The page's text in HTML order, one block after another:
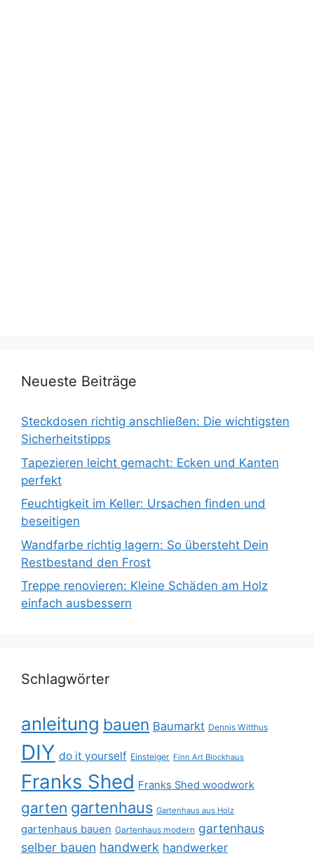
Neueste Beiträge
Steckdosen richtig anschließen: Die wichtigsten
Sicherheitstipps
Tapezieren leicht gemacht: Ecken und Kanten
perfekt
Feuchtigkeit im Keller: Ursachen finden und
beseitigen
Wandfarbe richtig lagern: So übersteht Dein
Restbestand den Frost
Treppe renovieren: Kleine Schäden am Holz
einfach ausbessern
Schlagwörter
anleitung bauen Baumarkt Dennis Witthus
DIY do it yourself Einsteiger Finn Art Blockhaus
Franks Shed Franks Shed woodwork
garten gartenhaus Gartenhaus aus Holz
gartenhaus bauen Gartenhaus modern gartenhaus
selber bauen handwerk handwerker